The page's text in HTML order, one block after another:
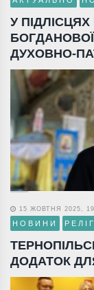
У
ДУХОВНО-
15 ЖОВТНЯ 2025,
НОВИНИ
ДОДАТОК